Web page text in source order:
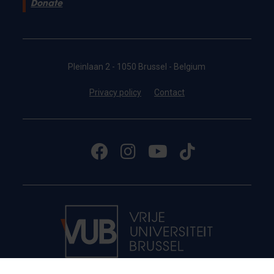
Donate
Pleinlaan 2 - 1050 Brussel - Belgium
Privacy policy Contact